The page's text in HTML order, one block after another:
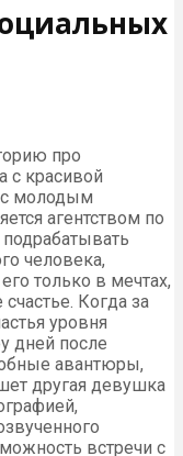
про
с красивой
с молодым
агентством по
человека,
только в мечтах,
Когда за
уровня
дней после
авантюры,
другая девушка
встречи с